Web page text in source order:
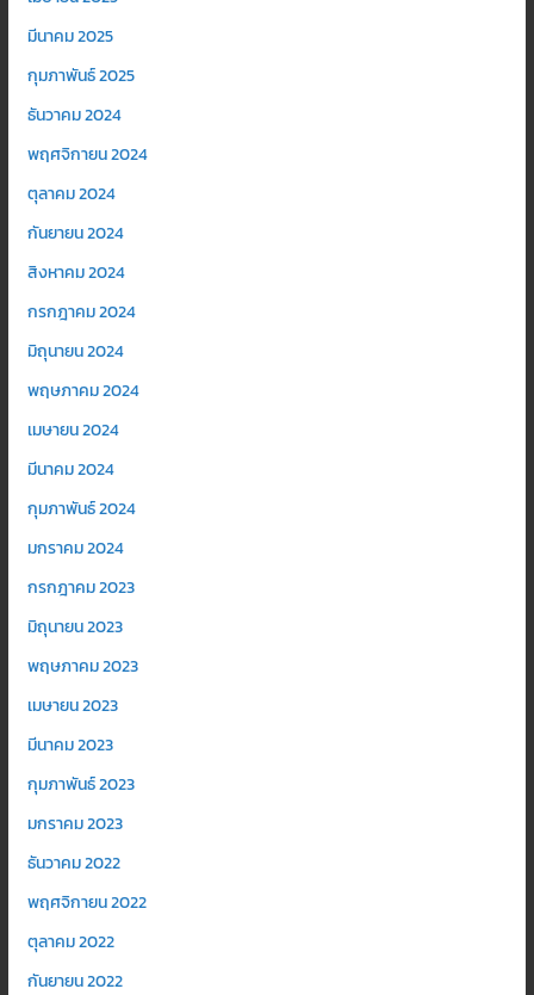
มีนาคม 2025
กุมภาพันธ์ 2025
ธันวาคม 2024
พฤศจิกายน 2024
ตุลาคม 2024
กันยายน 2024
สิงหาคม 2024
กรกฎาคม 2024
มิถุนายน 2024
พฤษภาคม 2024
เมษายน 2024
มีนาคม 2024
กุมภาพันธ์ 2024
มกราคม 2024
กรกฎาคม 2023
มิถุนายน 2023
พฤษภาคม 2023
เมษายน 2023
มีนาคม 2023
กุมภาพันธ์ 2023
มกราคม 2023
ธันวาคม 2022
พฤศจิกายน 2022
ตุลาคม 2022
กันยายน 2022